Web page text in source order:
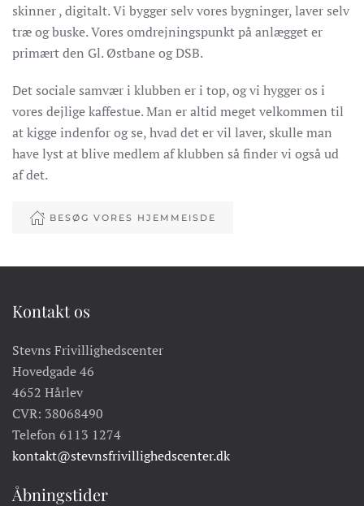
skinner , digitalt. Vi bygger selv vores bygninger, laver selv
træ og buske. Vores omdrejningspunkt på anlægget er
primært den Gl. Østbane og DSB.
Det sociale samvær i klubben er i top, og vi hygger os i
vores dejlige kaffestue. Man er altid meget velkommen til
at kigge indenfor og se, hvad det er vil laver, skulle man
have lyst at blive medlem af klubben så finder vi også ud
af det.
BESØG VORES HJEMMEISDE
Kontakt os
Stevns Frivillighedscenter
Hovedgade 46
4652 Hårlev
CVR: 38068490
Telefon 6113 1274
kontakt@stevnsfrivillighedscenter.dk
Åbningstider